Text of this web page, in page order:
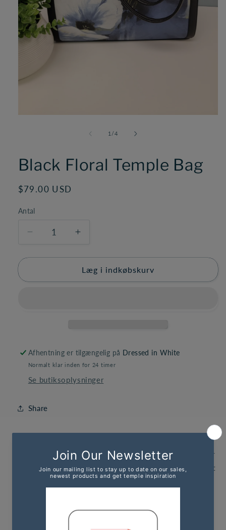
1 /af
4
Black Floral Temple Bag
Normalpris
$79.00 USD
Antal
Reducer
for
Floral
Øg
for
Black
Floral
Læg i indkøbskurv
Afhentning er tilgængelig på Dressed in White
Normalt klar inden for 24 timer
Se butiksoplysninger
Share
#3188 Denne stilfulde lynlås -tote er stor nok til at
holde alle dine varer intakte, uanset om du deltager
i templet eller bruger det til overnatningsrejser. Det
er rummeligt med to vinylhåndtag, en udvendig
forbliver organiseret. Glat vejrbestandigt